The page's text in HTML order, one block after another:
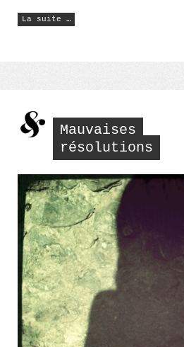
La suite …
« Palavas-
Les-
Mauvaises
résolutions